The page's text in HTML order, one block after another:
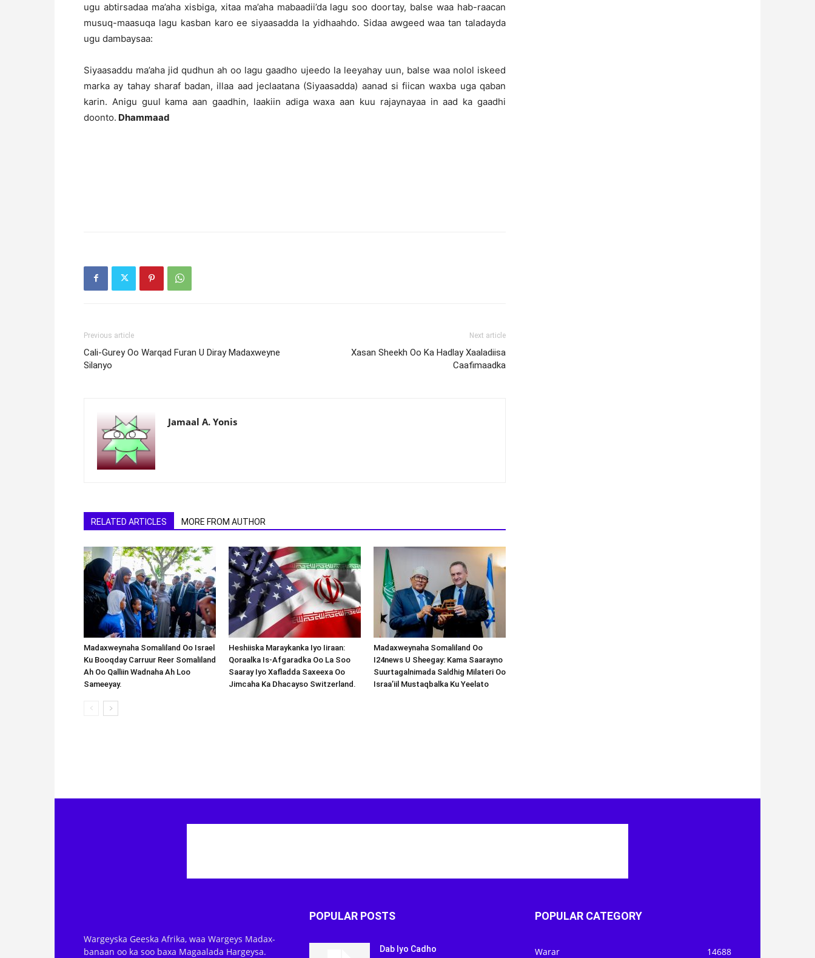
ugu abtirsadaa ma’aha xisbiga, xitaa ma’aha mabaadii’da lagu soo doortay, balse waa hab-raacan
musuq-maasuqa lagu kasban karo ee siyaasadda la yidhaahdo. Sidaa awgeed waa tan taladayda
ugu dambaysaa:
Siyaasaddu ma’aha jid qudhun ah oo lagu gaadho ujeedo la leeyahay uun, balse waa nolol iskeed
marka ay tahay sharaf badan, illaa aad jeclaatana (Siyaasadda) aanad si fiican waxba uga qaban
karin. Anigu guul kama aan gaadhin, laakiin adiga waxa aan kuu rajaynayaa in aad ka gaadhi
doonto. Dhammaad
Previous article
Cali-Gurey Oo Warqad Furan U Diray Madaxweyne
Silanyo
Next article
Xasan Sheekh Oo Ka Hadlay Xaaladiisa
Caafimaadka
Jamaal A. Yonis
RELATED ARTICLES MORE FROM AUTHOR
Madaxweynaha Somaliland Oo Israel
Ku Booqday Carruur Reer Somaliland
Ah Oo Qalliin Wadnaha Ah Loo
Sameeyay.
Heshiiska Maraykanka Iyo Iiraan:
Qoraalka Is-Afgaradka Oo La Soo
Saaray Iyo Xafladda Saxeexa Oo
Jimcaha Ka Dhacayso Switzerland.
Madaxweynaha Somaliland Oo
I24news U Sheegay: Kama Saarayno
Suurtagalnimada Saldhig Milateri Oo
Israa’iil Mustaqbalka Ku Yeelato
Wargeyska Geeska Afrika, waa Wargeys Madax-
banaan oo ka soo baxa Magaalada Hargeysa.
POPULAR POSTS
Dab Iyo Cadho
POPULAR CATEGORY
Warar 14688